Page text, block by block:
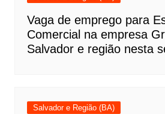
Vaga de emprego para
Comercial na empresa
Salvador e região nesta
Salvador e Região (BA)